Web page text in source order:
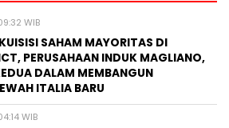
WIB
SAHAM MAYORITAS DI
PERUSAHAAN INDUK MAGLIANO,
DALAM MEMBANGUN
ITALIA BARU
WIB